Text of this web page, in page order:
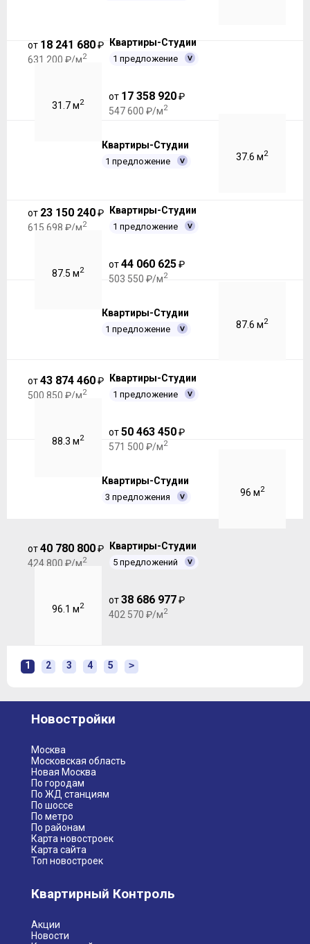
от 18 241 680₽
631 200 ₽/м2
Квартиры-Студии
1 предложение
31.7 м2
от 17 358 920₽
547 600 ₽/м2
Квартиры-Студии
1 предложение 37.6 м2
от 23 150 240₽
615 698 ₽/м2
Квартиры-Студии
1 предложение
87.5 м2
от44 060 625₽
503 550 ₽/м2
Квартиры-Студии
1 предложение 87.6 м2
от43 874 460₽
500 850 ₽/м2
Квартиры-Студии
1 предложение
88.3 м2
от50 463 450₽
571 500 ₽/м2
Квартиры-Студии
3 предложения 96 м2
от40 780 800₽
424 800 ₽/м2
Квартиры-Студии
5 предложений
96.1 м2
от38 686 977₽
402 570 ₽/м2
1 2 3 4 5 >
Новостройки
Москва
Московская область
Новая Москва
По городам
По ЖД станциям
По шоссе
По метро
По районам
Карта новостроек
Карта сайта
Топ новостроек
Квартирный Контроль
Акции
Новости